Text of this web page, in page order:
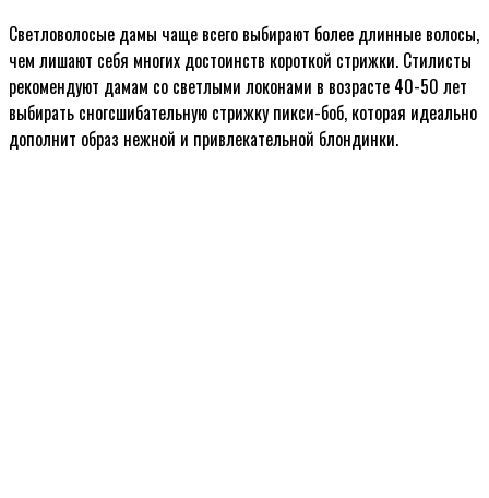
Светловолосые дамы чаще всего выбирают более длинные волосы,
чем лишают себя многих достоинств короткой стрижки. Стилисты
рекомендуют дамам со светлыми локонами в возрасте 40-50 лет
выбирать сногсшибательную стрижку пикси-боб, которая идеально
дополнит образ нежной и привлекательной блондинки.